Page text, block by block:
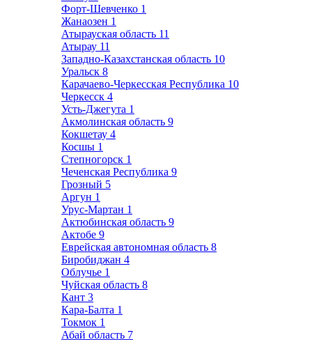
Форт-Шевченко 1
Жанаозен 1
Атырауская область 11
Атырау 11
Западно-Казахстанская область 10
Уральск 8
Карачаево-Черкесская Республика 10
Черкесск 4
Усть-Джегута 1
Акмолинская область 9
Кокшетау 4
Косшы 1
Степногорск 1
Чеченская Республика 9
Грозный 5
Аргун 1
Урус-Мартан 1
Актюбинская область 9
Актобе 9
Еврейская автономная область 8
Биробиджан 4
Облучье 1
Чуйская область 8
Кант 3
Кара-Балта 1
Токмок 1
Абай область 7